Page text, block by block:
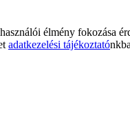
élmény fokozása
adatkezelési tájékoztató